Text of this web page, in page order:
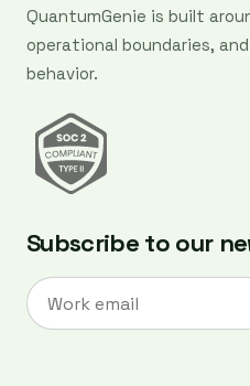
QuantumGenie is built
operational boundaries,
behavior.
Subscribe to our